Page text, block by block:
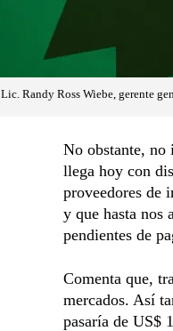
Lic. Randy Ross Wiebe, gerente
No obstante, no
llega hoy con
proveedores de
y que hasta nos
pendientes de
Comenta que,
mercados. Así
pasaría de US$